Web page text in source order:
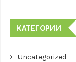
КАТЕГОРИИ
Uncategorized